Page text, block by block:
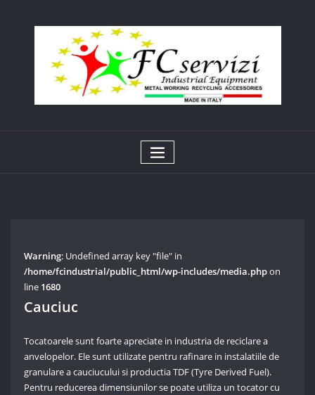
Warning: Undefined array key "file" in
/home/fcindustrial/public_html/wp-includes/media.phpon
line 1680
Cauciuc
Tocatoarele sunt foarte apreciate in industria de reciclare a
anvelopelor. Ele sunt utilizate pentru rafinare in instalatiile de
granulare a cauciucului si productia TDF (Tyre Derived Fuel).
Pentru reducerea dimensiunilor se poate utiliza un tocator cu